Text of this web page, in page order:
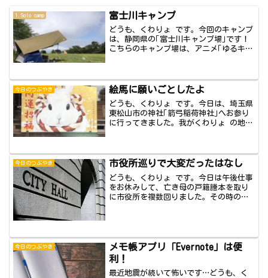
1.Solo camp 富士川キャンプ
どうも、くわりょ です。今回のキャンプ
は、静岡県の｢富士川キャンプ場｣です！
こちらのキャンプ場は、アニメ｢ゆるキャ
今日のつぶやき 絵馬に願いごとしたよ
どうも、くわりょ です。今日は、埼玉県
東松山市の神社｢箭弓稲荷神社｣へお参り
に行ってきました。我がくわりょ の地元
今日のつぶやき 市役所巡りで大変だったはなし
どうも、くわりょ です。今日は午後仕事
をお休みして、亡き母の戸籍謄本を取り
に市役所を複数回りました。その時の辛
今日のつぶやき
メモ帳アプリ「Evernote」は便
利！
最近地震が続いて怖いです…どうも、く